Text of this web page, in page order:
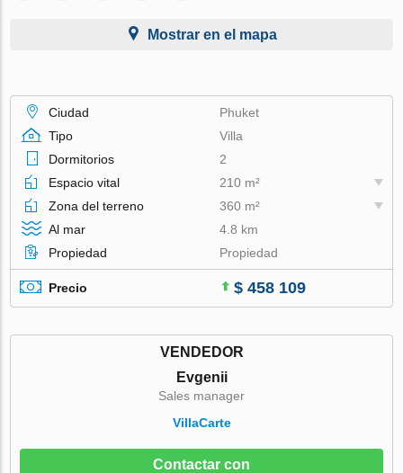
Mostrar en el mapa
Ciudad
Phuket
Tipo
Villa
Dormitorios
2
Espacio vital
210 m²
Zona del terreno
360 m²
Al mar
4.8 km
Propiedad
Propiedad
Precio $ 458 109
VENDEDOR
Evgenii
Sales manager
VillaСarte
Contactar con